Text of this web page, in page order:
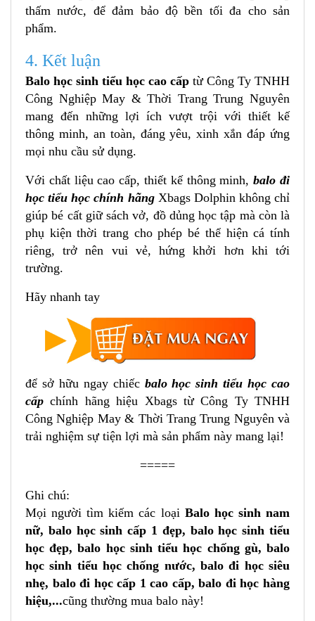
thấm nước, để đảm bảo độ bền tối đa cho sản
phẩm.
4. Kết luận
Balo học sinh tiểu học cao cấp từ Công Ty TNHH
Công Nghiệp May & Thời Trang Trung Nguyên
mang đến những lợi ích vượt trội với thiết kế
thông minh, an toàn, đáng yêu, xinh xắn đáp ứng
mọi nhu cầu sử dụng.
Với chất liệu cao cấp, thiết kế thông minh,balo đi
học tiểu học chính hãng Xbags Dolphin không chỉ
giúp bé cất giữ sách vở, đồ dủng học tập mà còn là
phụ kiện thời trang cho phép bé thể hiện cá tính
riêng, trở nên vui vẻ, hứng khởi hơn khi tới
trường.
Hãy nhanh tay
để sở hữu ngay chiếc balo học sinh tiểu học cao
cấp chính hãng hiệu Xbags từ Công Ty TNHH
Công Nghiệp May & Thời Trang Trung Nguyên và
trải nghiệm sự tiện lợi mà sản phẩm này mang lại!
=====
Ghi chú:
Mọi người tìm kiếm các loại Balo học sinh nam
nữ, balo học sinh cấp 1 đẹp, balo học sinh tiểu
học đẹp, balo học sinh tiểu học chống gù, balo
học sinh tiểu học chống nước, balo đi học siêu
nhẹ, balo đi học cấp 1 cao cấp, balo đi học hàng
hiệu,...cũng thường mua balo này!